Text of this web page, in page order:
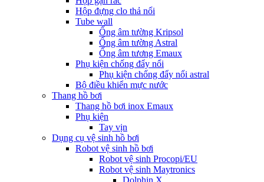
Hộp đựng clo thả nổi
Tube wall
Ống âm tường Kripsol
Ống âm tường Astral
Ống âm tương Emaux
Phụ kiện chống đẩy nổi
Phụ kiện chống đẩy nổi astral
Bộ điều khiển mực nước
Thang hồ bơi
Thang hồ bơi inox Emaux
Phụ kiện
Tay vịn
Dụng cụ vệ sinh hồ bơi
Robot vệ sinh hồ bơi
Robot vệ sinh Procopi/EU
Robot vệ sinh Maytronics
Dolphin X